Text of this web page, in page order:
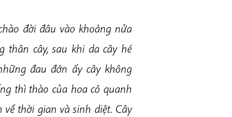
đời đâu vào khoảng nửa
thân cây, sau khi da cây hé
đau đớn ấy cây không
thì thào của hoa cỏ quanh
thời gian và sinh diệt. Cây